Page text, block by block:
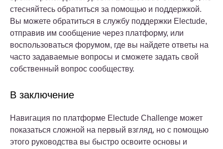
стесняйтесь обратиться за помощью и поддержкой.
Вы можете обратиться в службу поддержки Electude,
отправив им сообщение через платформу, или
воспользоваться форумом, где вы найдете ответы на
часто задаваемые вопросы и сможете задать свой
собственный вопрос сообществу.
В заключение
Навигация по платформе Electude Challenge может
показаться сложной на первый взгляд, но с помощью
этого руководства вы быстро освоите основы и